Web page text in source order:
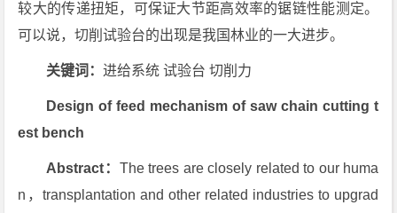
较大的传递扭矩，可保证大节距高效率的锯链性能测定。
可以说，切削试验台的出现是我国林业的一大进步。
关键词：进给系统 试验台 切削力
Design of feed mechanism of saw chain cutting t
est bench
Abstract： The trees are closely related to our huma
n，transplantation and other related industries to upgrad